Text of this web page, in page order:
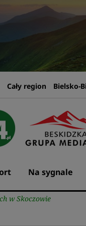
Cały region Bielsko-
Na sygnale
w Skoczowie